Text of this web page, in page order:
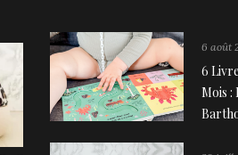
6 août
6
Mois :